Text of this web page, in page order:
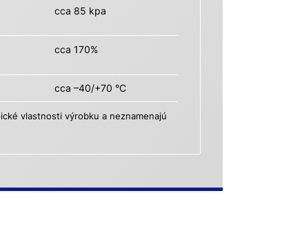
cca 85 kpa
cca 170%
cca –40/+70 °C
vlastnosti výrobku a neznamenajú